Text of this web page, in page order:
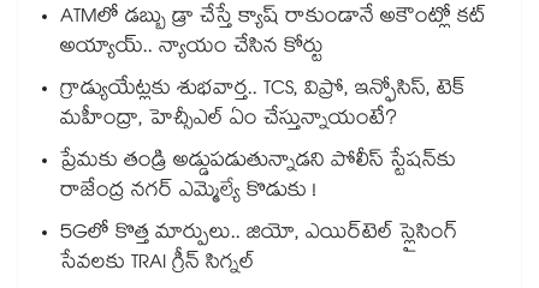
ATMలో డబ్బు డ్రా చేస్తే క్యాష్ రాకుండానే అకౌంట్లో కట్
అయ్యాయ్.. న్యాయం చేసిన కోర్టు
గ్రాడ్యుయేట్లకు శుభవార్త.. TCS, విప్రో, ఇన్ఫోసిస్, టెక్
మహీంద్రా, హెచ్సీఎల్ ఏం చేస్తున్నాయంటే?
ప్రేమకు తండ్రి అడ్డుపడుతున్నాడని పోలీస్ స్టేషన్⁪కు
రాజేంద్ర నగర్ ఎమ్మెల్యే కొడుకు !
5Gలో కొత్త మార్పులు.. జియో, ఎయిర్‌టెల్ స్లైసింగ్
సేవలకు TRAI గ్రీన్ సిగ్నల్